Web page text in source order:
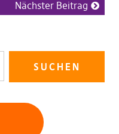
Nächster Beitrag